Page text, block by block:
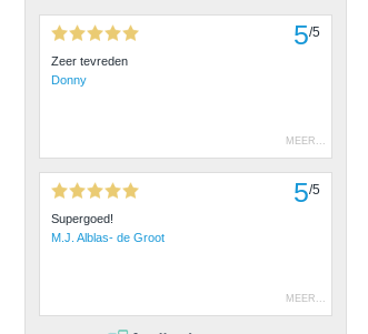
5/5
Zeer tevreden
Donny
MEER ...
5/5
Supergoed!
M.J. Alblas- de Groot
MEER ...